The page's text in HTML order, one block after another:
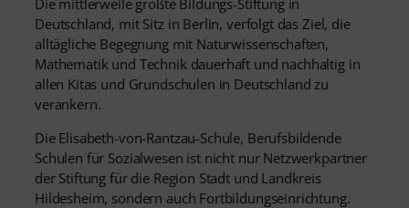
Deutschland, mit Sitz in Berlin, verfolgt das Ziel, die
alltägliche Begegnung mit Naturwissenschaften,
Mathematik und Technik dauerhaft und nachhaltig in
allen Kitas und Grundschulen in Deutschland zu
verankern.
Die Elisabeth-von-Rantzau-Schule, Berufsbildende
Schulen für Sozialwesen ist nicht nur Netzwerkpartner
der Stiftung für die Region Stadt und Landkreis
Hildesheim, sondern auch Fortbildungseinrichtung.